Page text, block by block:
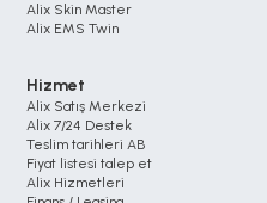
Alix Skin Master
Alix EMS Twin
Hizmet
Alix Satış Merkezi
Alix 7/24 Destek
Teslim tarihleri AB
Fiyat listesi talep et
Alix Hizmetleri